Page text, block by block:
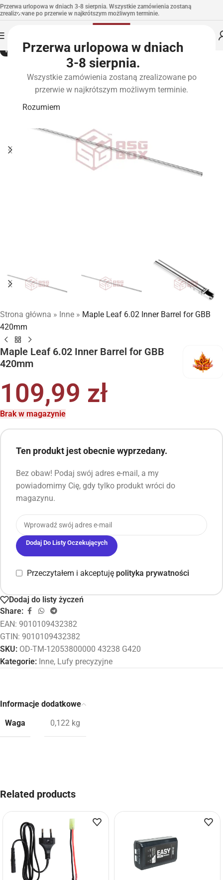
Przerwa urlopowa w dniach
3-8 sierpnia.
Wszystkie zamówienia zostaną zrealizowane po
przerwie w najkrótszym możliwym terminie.
Rozumiem
Przerwa urlopowa w dniach 3-8 sierpnia. Wszystkie zamówienia zostaną
zrealizowane po przerwie w najkrótszym możliwym terminie.
WYPRZEDANE
Strona główna » Inne » Maple Leaf 6.02 Inner Barrel for GBB
420mm
Maple Leaf 6.02 Inner Barrel for GBB
420mm
109,99 zł
Brak w magazynie
Ten produkt jest obecnie wyprzedany.
Bez obaw! Podaj swój adres e-mail, a my
powiadomimy Cię, gdy tylko produkt wróci do
magazynu.
Dodaj Do Listy Oczekujących
Przeczytałem i akceptuję polityka prywatności
Dodaj do listy życzeń
Share:
EAN: 9010109432382
GTIN: 9010109432382
SKU: OD-TM-12053800000 43238 G420
Kategorie: Inne, Lufy precyzyjne
Informacje dodatkowe
Waga
0,122 kg
Related products